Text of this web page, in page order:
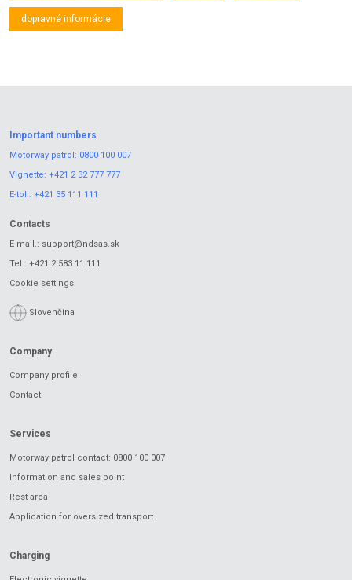
dopravné informácie
Important numbers
Motorway patrol: 0800 100 007
Vignette: +421 2 32 777 777
E-toll: +421 35 111 111
Contacts
E-mail.: support@ndsas.sk
Tel.: +421 2 583 11 111
Cookie settings
Slovenčina
Company
Company profile
Contact
Services
Motorway patrol contact: 0800 100 007
Information and sales point
Rest area
Application for oversized transport
Charging